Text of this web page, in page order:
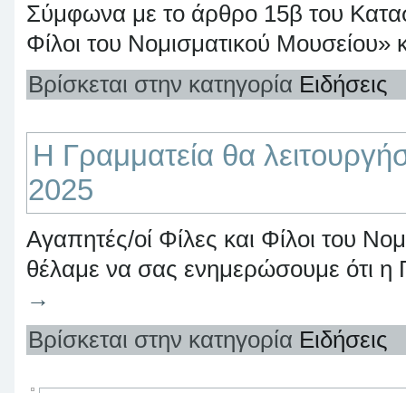
Σύμφωνα με το άρθρο 15β του
Φίλοι του Νομισματικού
Βρίσκεται στην κατηγορία Ειδήσεις
Η Γραμματεία θα
2025
Αγαπητές/οί Φίλες και Φίλοι του
θέλαμε να σας ενημερώσουμε ότι
→
Βρίσκεται στην κατηγορία Ειδήσεις